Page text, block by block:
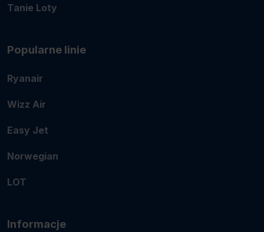
Tanie Loty
Popularne linie
Ryanair
Wizz Air
Easy Jet
Norwegian
LOT
Informacje